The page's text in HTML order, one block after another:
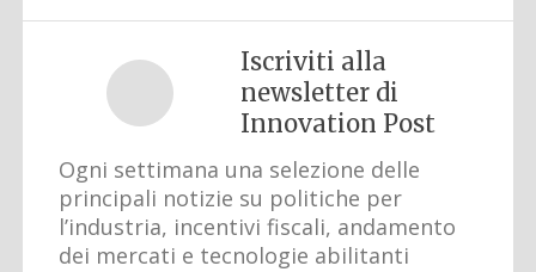
Iscriviti alla
newsletter di
Innovation Post
Ogni settimana una selezione delle
principali notizie su politiche per
l’industria, incentivi fiscali, andamento
dei mercati e tecnologie abilitanti